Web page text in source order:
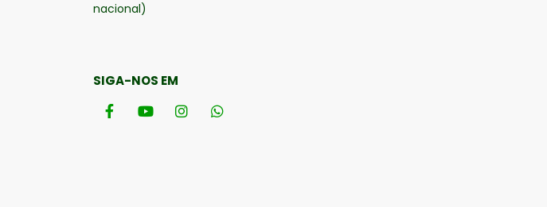
nacional)
SIGA-NOS EM